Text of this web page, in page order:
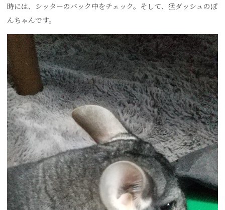
時には、シッターのバック中をチェック。そして、猛ダッシュのぽ
んちゃんです。